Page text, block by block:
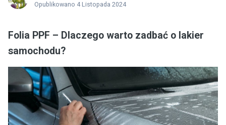
Opublikowano 4 Listopada 2024
Folia PPF – Dlaczego warto zadbać o lakier
samochodu?